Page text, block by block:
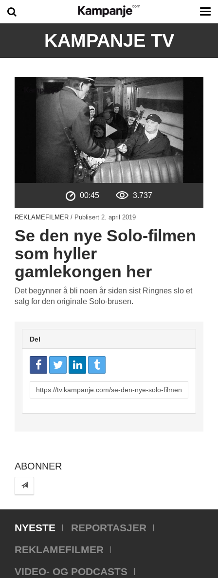
KAMPANJE TV
00:45 3.737
REKLAMEFILMER / Publisert 2. april 2019
Se den nye Solo-filmen
som hyller
gamlekongen her
Det begynner å bli noen år siden sist Ringnes slo et
salg for den originale Solo-brusen.
Del
URL
to
ABONNER
NYESTE
REPORTASJER
REKLAMEFILMER
VIDEO- OG PODCASTS